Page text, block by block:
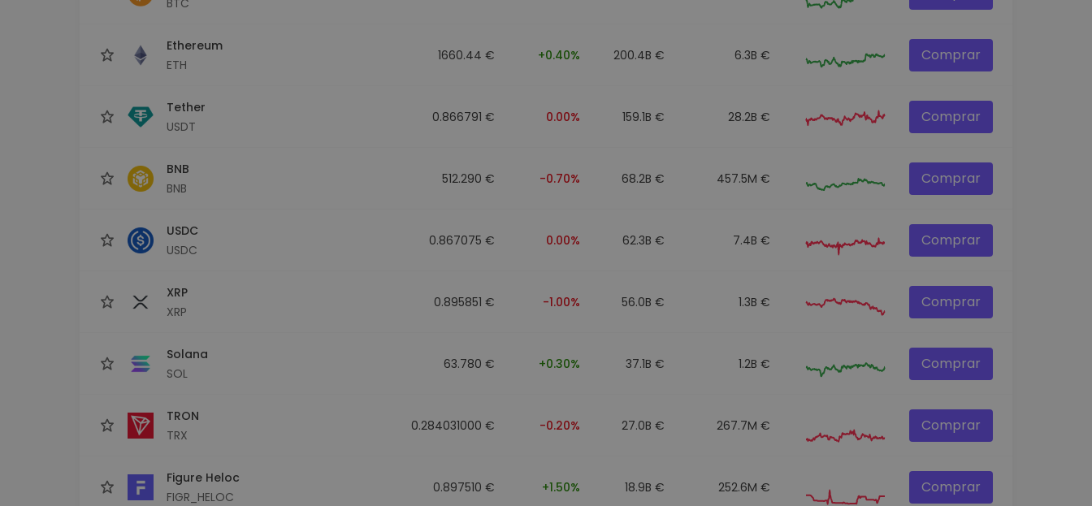
Ethereum
ETH
1660.44 € +0.40% 200.4B € 6.3B € Comprar
Tether
USDT
0.866791 € 0.00% 159.1B € 28.2B € Comprar
BNB
BNB
512.290 € -0.70% 68.2B € 457.5M € Comprar
USDC
USDC
0.867075 € 0.00% 62.3B € 7.4B € Comprar
XRP
XRP
0.895851 € -1.00% 56.0B € 1.3B € Comprar
Solana
SOL
63.780 € +0.30% 37.1B € 1.2B € Comprar
TRON
TRX
0.284031000 € -0.20% 27.0B € 267.7M € Comprar
Figure Heloc
FIGR_HELOC
0.897510 € +1.50% 18.9B € 252.6M € Comprar